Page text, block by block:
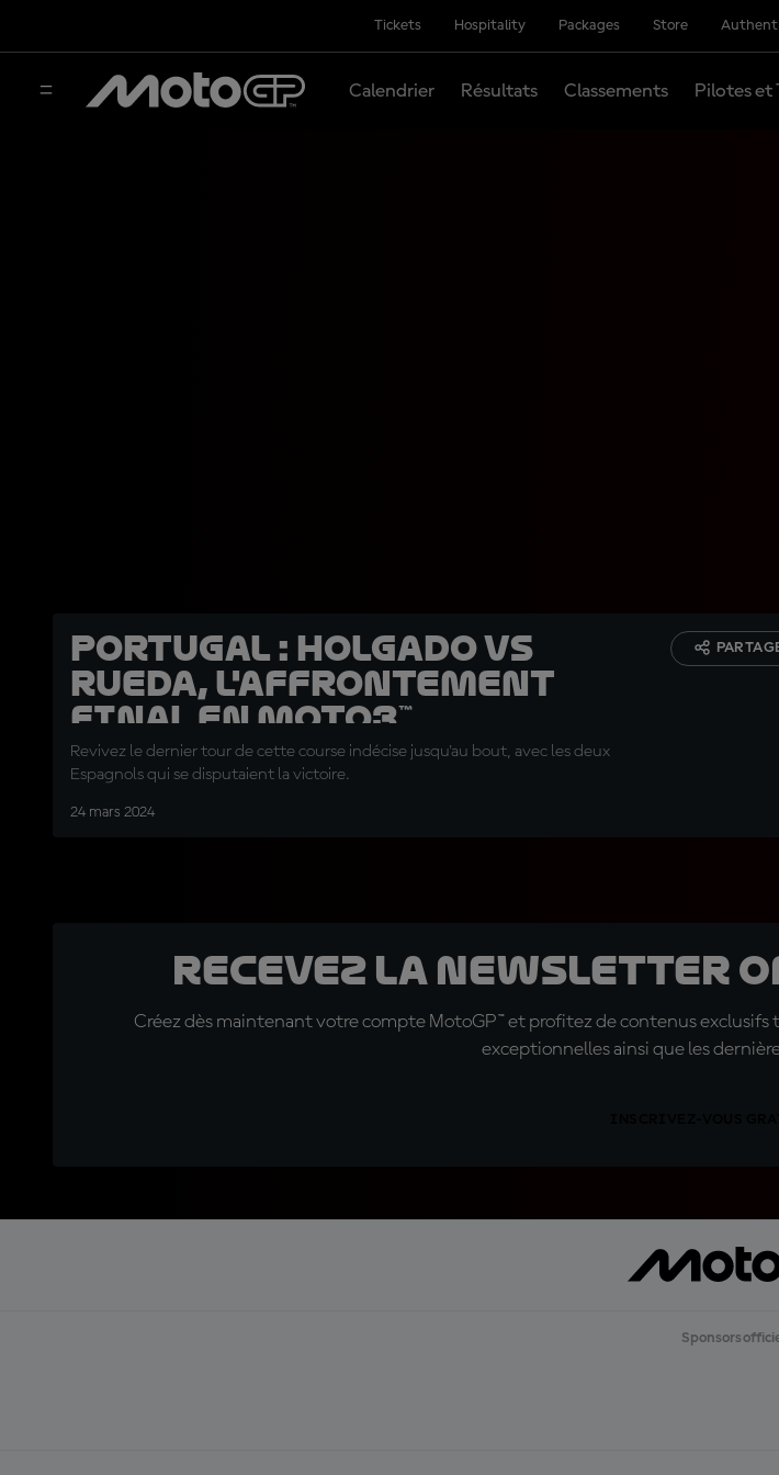
Tickets Hospitality Packages Store
Calendrier Résultats Classements Pilotes et
Portugal : Holgado vs
Rueda, l'affrontement
final en Moto3™
Revivez le dernier tour de cette course indécise jusqu'au bout, avec les deux
Espagnols qui se disputaient la victoire.
24 mars 2024
Recevez la Newsletter
Créez dès maintenant votre compte MotoGP™ et profitez de contenus
exceptionnelles ainsi que les
Sponsors